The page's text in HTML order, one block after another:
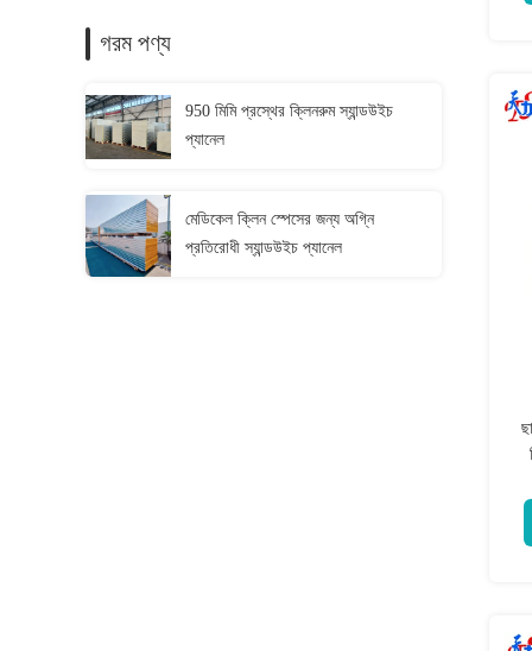
গরম পণ্য
950 মিমি প্রস্থের ক্লিনরুম স্যান্ডউইচ
প্যানেল
মেডিকেল ক্লিন স্পেসের জন্য অগ্নি
প্রতিরোধী স্যান্ডউইচ প্যানেল